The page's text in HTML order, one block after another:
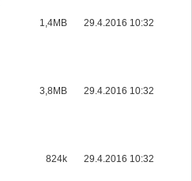
1,4MB 29.4.2016 10:32
3,8MB 29.4.2016 10:32
824k 29.4.2016 10:32